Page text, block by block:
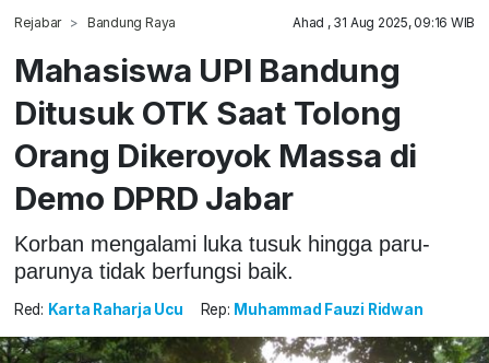
Rejabar Bandung Raya Ahad , 31 Aug 2025, 09:16 WIB
Mahasiswa UPI Bandung
Ditusuk OTK Saat Tolong
Orang Dikeroyok Massa di
Demo DPRD Jabar
Korban mengalami luka tusuk hingga paru-
parunya tidak berfungsi baik.
Red: Karta Raharja Ucu Rep: Muhammad Fauzi Ridwan